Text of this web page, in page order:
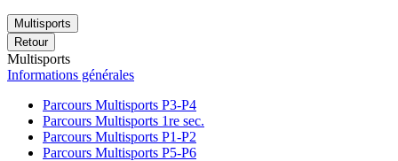
Multisports
Retour
Multisports
Informations générales
Parcours Multisports P3-P4
Parcours Multisports 1re sec.
Parcours Multisports P1-P2
Parcours Multisports P5-P6